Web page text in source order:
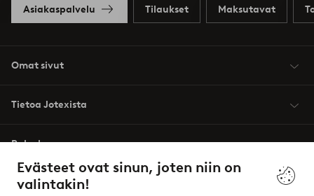
Evästeet ovat sinun, joten niin on
valintakin!
Asiakaspalvelu Tilaukset Maksutavat
Omat sivut
Tietoa Jotexista
Palvelumme
Ehdot